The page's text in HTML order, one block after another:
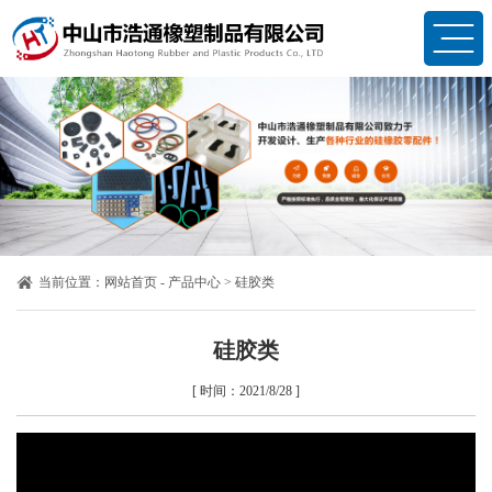
当前位置： 网站首页 - 产品中心 > 硅胶类
硅胶类
[ 时间：2021/8/28 ]